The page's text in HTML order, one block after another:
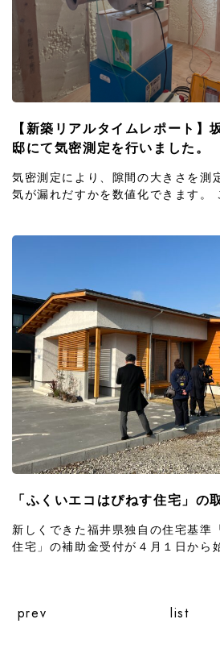
【新築リアルタイムレポート】
邸にて気密測定を行いました。
気密測定により、隙間の大きさを測
気が漏れだすかを数値化できます。
「ふくいエコはぴねす住宅」の
新しくできた福井県独自の住宅基準
住宅」の補助金受付が４月１日から
prev list